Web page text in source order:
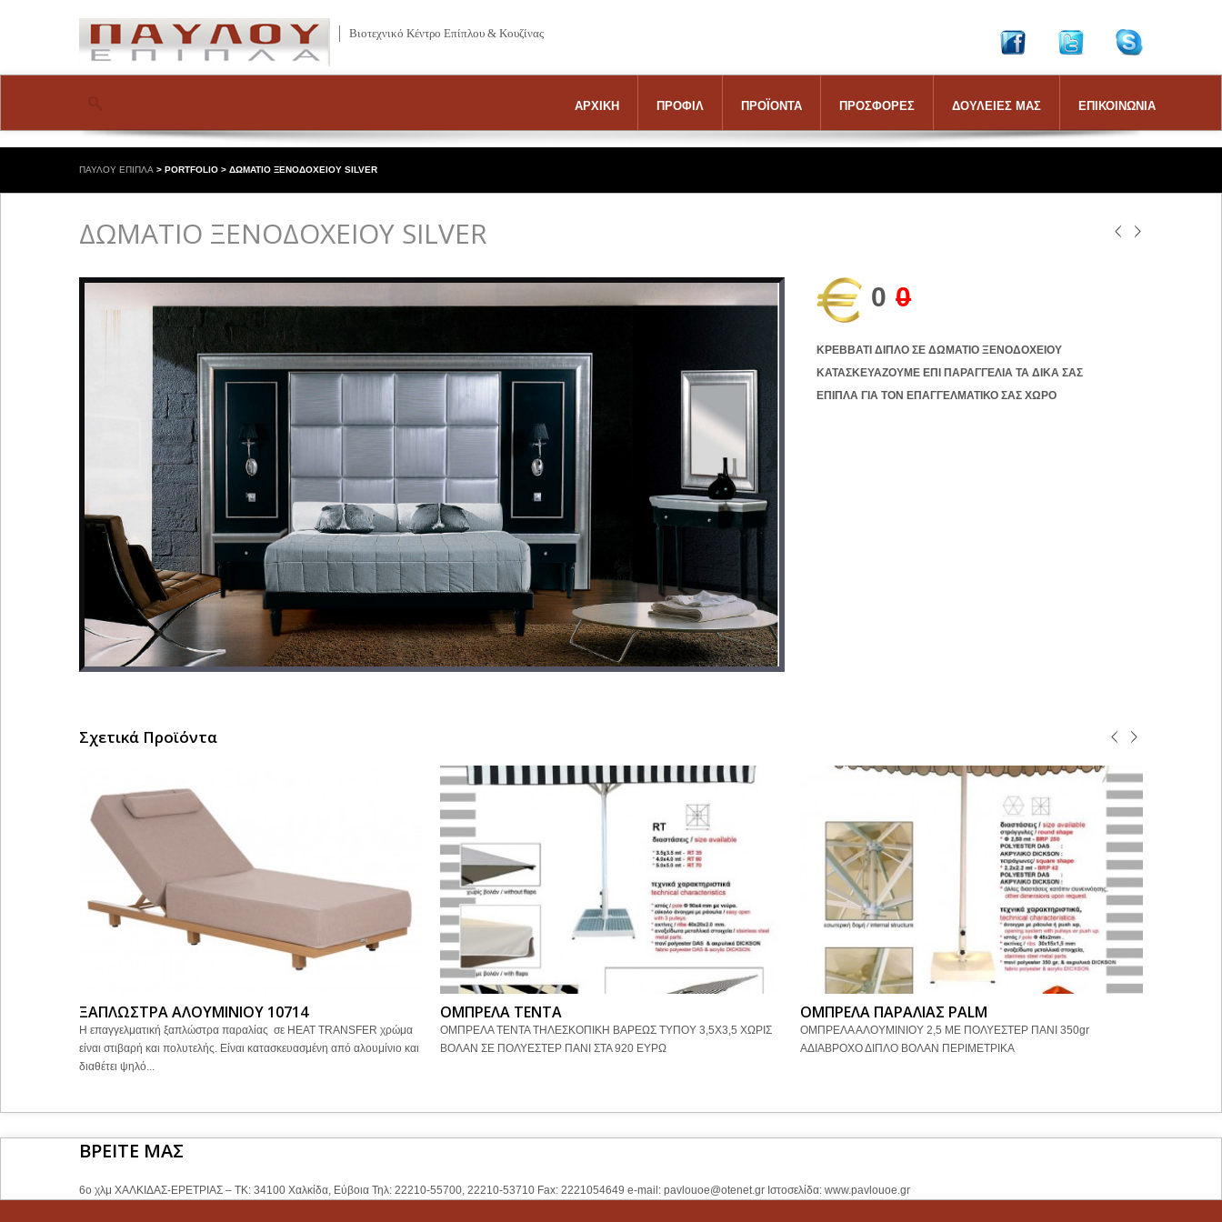
Βιοτεχνικό Κέντρο Επίπλου & Κουζίνας
ΑΡΧΙΚΗ ΠΡΟΦΙΛ ΠΡΟΪΟΝΤΑ ΠΡΟΣΦΟΡΕΣ ΔΟΥΛΕΙΕΣ ΜΑΣ ΕΠΙΚΟΙΝΩΝΙΑ
ΠΑΥΛΟΥ ΕΠΙΠΛΑ > PORTFOLIO > ΔΩΜΑΤΙΟ ΞΕΝΟΔΟΧΕΙΟΥ SILVER
ΔΩΜΑΤΙΟ ΞΕΝΟΔΟΧΕΙΟΥ SILVER
0 0
ΚΡΕΒΒΑΤΙ ΔΙΠΛΟ ΣΕ ΔΩΜΑΤΙΟ ΞΕΝΟΔΟΧΕΙΟΥ
ΚΑΤΑΣΚΕΥΑΖΟΥΜΕ ΕΠΙ ΠΑΡΑΓΓΕΛΙΑ ΤΑ ΔΙΚΑ ΣΑΣ
ΕΠΙΠΛΑ ΓΙΑ ΤΟΝ ΕΠΑΓΓΕΛΜΑΤΙΚΟ ΣΑΣ ΧΩΡΟ
Σχετικά Προϊόντα
ΞΑΠΛΩΣΤΡΑ ΑΛΟΥΜΙΝΙΟΥ 10714
Η επαγγελματική ξαπλώστρα παραλίας σε HEAT TRANSFER χρώμα
είναι στιβαρή και πολυτελής. Είναι κατασκευασμένη από αλουμίνιο και
διαθέτει ψηλό...
ΟΜΠΡΕΛΑ ΤΕΝΤΑ
ΟΜΠΡΕΛΑ ΤΕΝΤΑ ΤΗΛΕΣΚΟΠΙΚΗ ΒΑΡΕΩΣ ΤΥΠΟΥ 3,5Χ3,5 ΧΩΡΙΣ
ΒΟΛΑΝ ΣΕ ΠΟΛΥΕΣΤΕΡ ΠΑΝΙ ΣΤΑ 920 ΕΥΡΩ
ΟΜΠΡΕΛΑ ΠΑΡΑΛΙΑΣ PALM
ΟΜΠΡΕΛΑ ΑΛΟΥΜΙΝΙΟΥ 2,5 ΜΕ ΠΟΛΥΕΣΤΕΡ ΠΑΝΙ 350gr
ΑΔΙΑΒΡΟΧΟ ΔΙΠΛΟ ΒΟΛΑΝ ΠΕΡΙΜΕΤΡΙΚΑ
ΒΡΕΙΤΕ ΜΑΣ
6ο χλμ ΧΑΛΚΙΔΑΣ-ΕΡΕΤΡΙΑΣ – ΤΚ: 34100 Χαλκίδα, Εύβοια Τηλ: 22210-55700, 22210-53710 Fax: 2221054649 e-mail: pavlouoe@otenet.gr Ιστοσελίδα: www.pavlouoe.gr